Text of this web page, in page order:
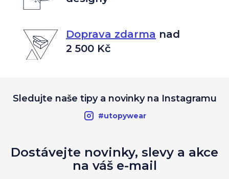
Doprava zdarma nad
2 500 Kč
Sledujte naše tipy a novinky na Instagramu
#utopywear
Dostávejte novinky, slevy a akce
na váš e-mail